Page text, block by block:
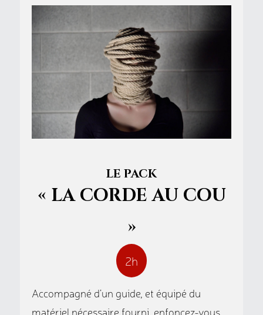
LE PACK
« LA CORDE AU COU
»
2h
Accompagné d’un guide, et équipé du
matériel nécessaire fourni, enfoncez-vous